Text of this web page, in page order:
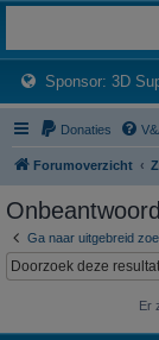
Het 3D print forum van de
Sponsor: 3D
Donaties
Forumoverzicht
Ga naar uitgebreid
Er